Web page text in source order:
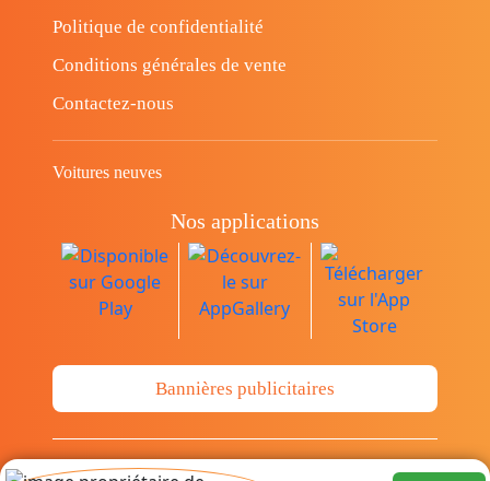
Politique de confidentialité
Conditions générales de vente
Contactez-nous
Voitures neuves
Nos applications
Bannières publicitaires
© Copyright 2014-2026 Cava.tn Limited Tous